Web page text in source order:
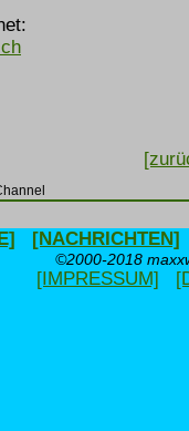
[NACHRICHTEN]
©2000-2018
[IMPRESSUM]